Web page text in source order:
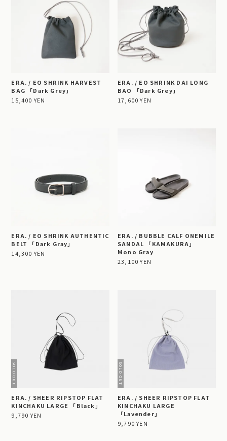
ERA. / EO SHRINK HARVEST
BAG 「Dark Grey」
15,400 YEN
ERA. / EO SHRINK DAI LONG
BAO 「Dark Grey」
17,600 YEN
ERA. / EO SHRINK AUTHENTIC
BELT 「Dark Gray」
14,300 YEN
ERA. / BUBBLE CALF ONEMILE
SANDAL 「KAMAKURA」
Mono Gray
23,100 YEN
ERA. / SHEER RIPSTOP FLAT
KINCHAKU LARGE 「Black」
9,790 YEN
ERA. / SHEER RIPSTOP FLAT
KINCHAKU LARGE
「Lavender」
9,790 YEN